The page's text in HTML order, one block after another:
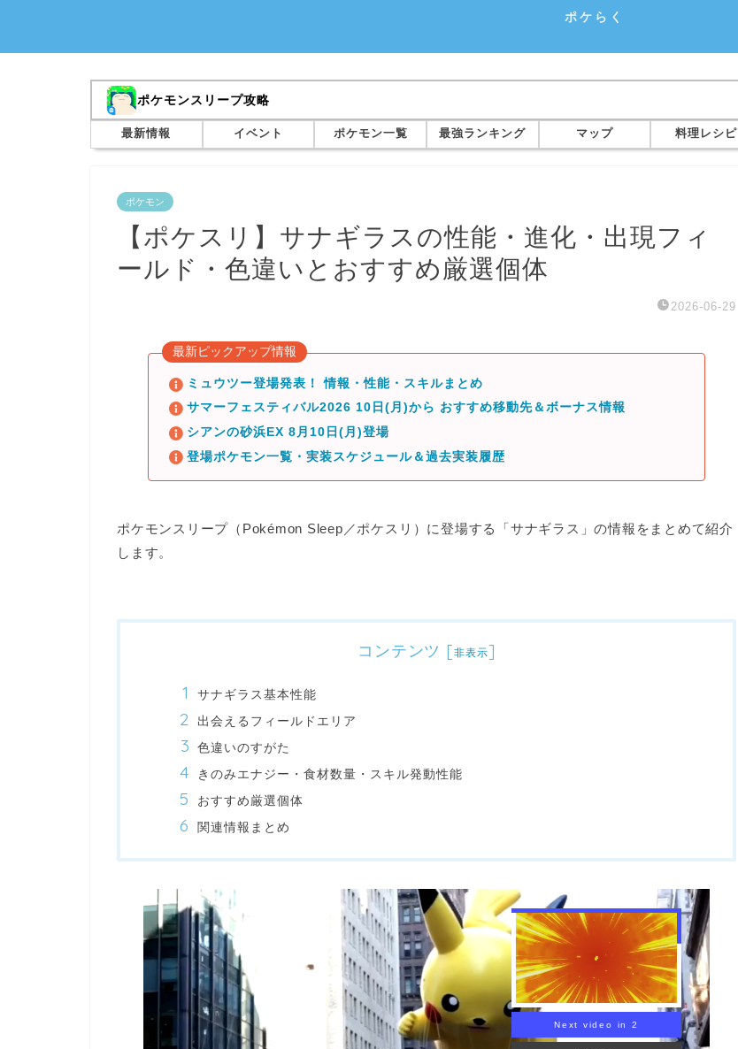
ポケらく
ポケモンスリープ攻略
最新情報 イベント ポケモン一覧 最強ランキング マップ 料理レシピ
ポケモン
【ポケスリ】サナギラスの性能・進化・出現フィ
ールド・色違いとおすすめ厳選個体
2026-06-29
最新ピックアップ情報
ミュウツー登場発表！ 情報・性能・スキルまとめ
サマーフェスティバル2026 10日(月)から おすすめ移動先＆ボーナス情報
シアンの砂浜EX 8月10日(月)登場
登場ポケモン一覧・実装スケジュール＆過去実装履歴
ポケモンスリープ（Pokémon Sleep／ポケスリ）に登場する「サナギラス」の情報をまとめて紹介
します。
コンテンツ [非表示]
サナギラス基本性能
出会えるフィールドエリア
色違いのすがた
きのみエナジー・食材数量・スキル発動性能
おすすめ厳選個体
関連情報まとめ
Next video in 1